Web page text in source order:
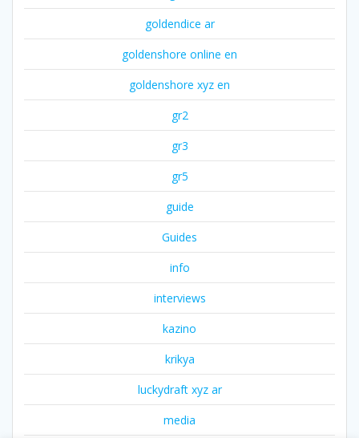
goldendice ar
goldenshore online en
goldenshore xyz en
gr2
gr3
gr5
guide
Guides
info
interviews
kazino
krikya
luckydraft xyz ar
media